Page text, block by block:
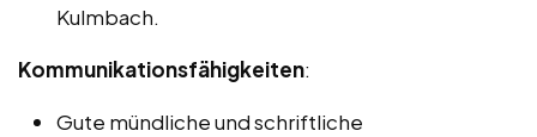
Kulmbach.
Kommunikationsfähigkeiten:
Gute mündliche und schriftliche